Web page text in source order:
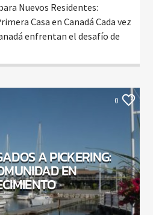
Nuevos Residentes:
Casa en Canadá Cada vez
enfrentan el desafío de
0
A PICKERING:
EN